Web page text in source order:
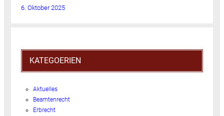
6. Oktober 2025
KATEGOERIEN
Aktuelles
Beamtenrecht
Erbrecht